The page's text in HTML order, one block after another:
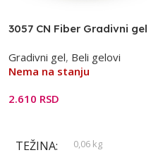
3057 CN Fiber Gradivni gel
Gradivni gel, Beli gelovi
Nema na stanju
2.610 RSD
TEŽINA 0,06 kg